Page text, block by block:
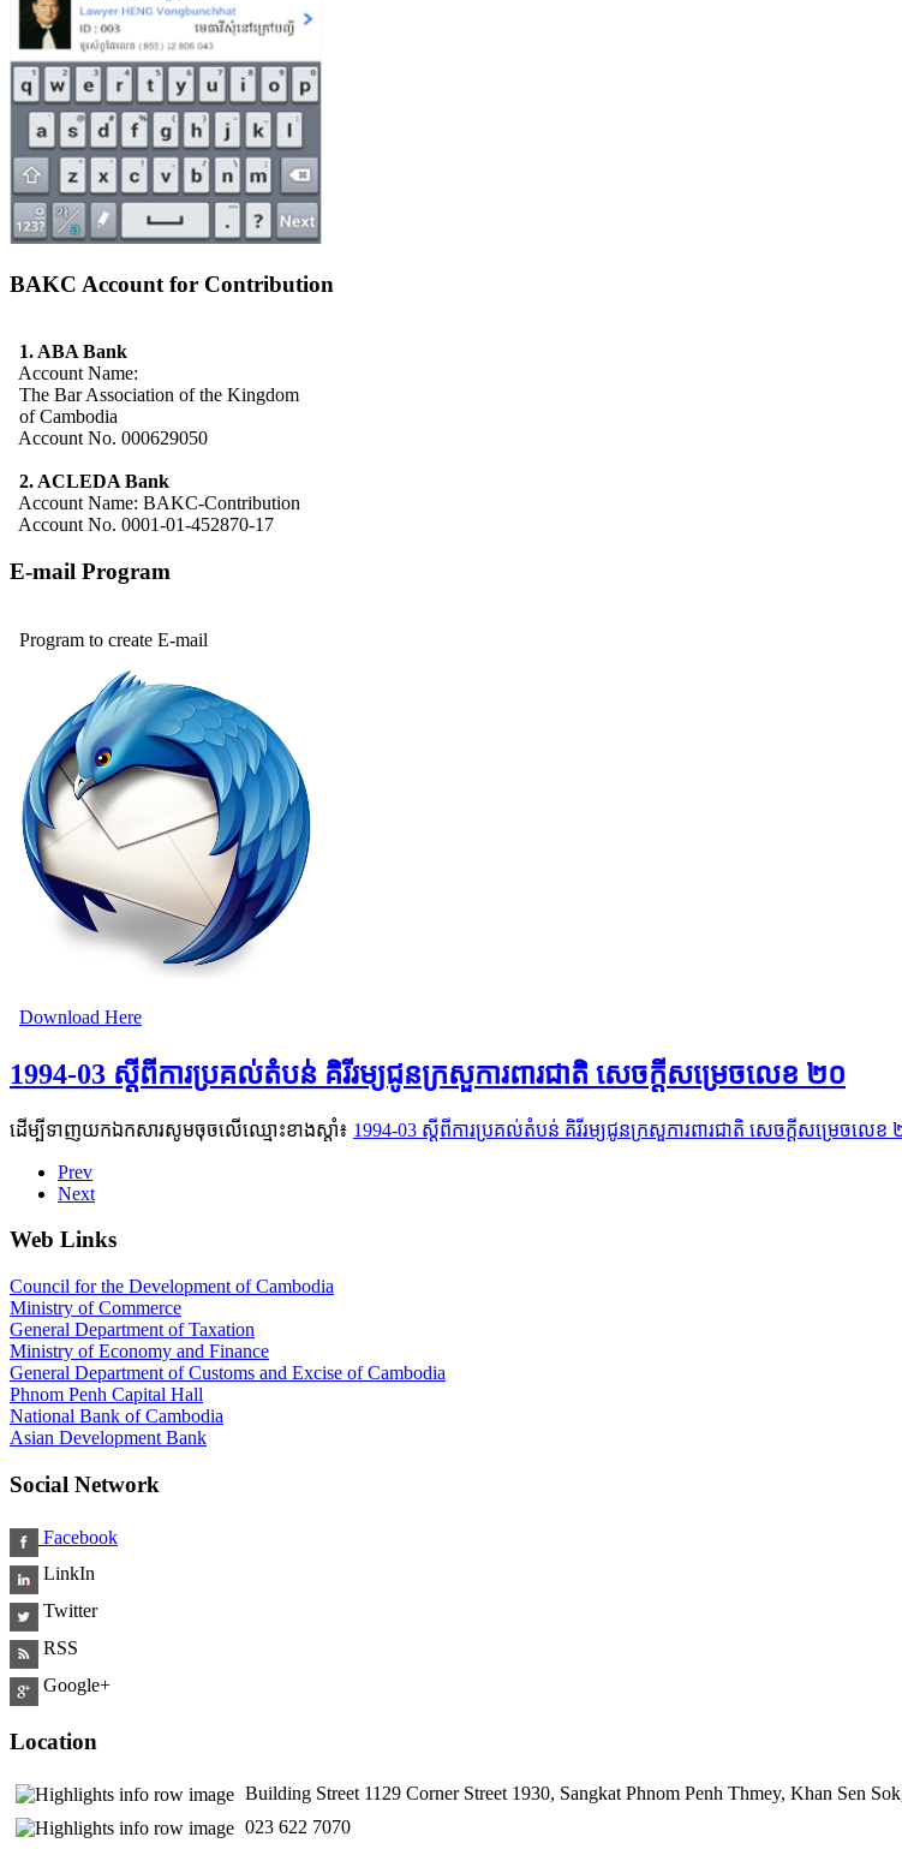
BAKC Account for Contribution
1. ABA Bank
Account Name:
The Bar Association of the Kingdom
of Cambodia
Account No. 000629050
2. ACLEDA Bank
Account Name: BAKC-Contribution
Account No. 0001-01-452870-17
E-mail Program
Program to create E-mail
Download Here
1994-03 ស្ដីពីការប្រគល់តំបន់ គិរីរម្យជូនក្រសួការពារជាតិ សេចក្ដីសម្រេចលេខ ២០
ដើម្បីទាញយកឯកសារសូមចុចលើឈ្មោះខាងស្តាំ៖ 1994-03 ស្ដីពីការប្រគល់តំបន់ គិរីរម្យជូនក្រសួការពារជាតិ សេចក្ដីសម្រេចលេខ
Prev
Next
Web Links
Council for the Development of Cambodia
Ministry of Commerce
General Department of Taxation
Ministry of Economy and Finance
General Department of Customs and Excise of Cambodia
Phnom Penh Capital Hall
National Bank of Cambodia
Asian Development Bank
Social Network
Facebook
LinkIn
Twitter
RSS
Google+
Location
Building Street 1129 Corner Street 1930, Sangkat Phnom Penh Thmey, Khan Sen
​ 023 622 7070